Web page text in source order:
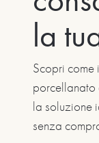
la
Scopri come
porcellanato
la soluzione
senza